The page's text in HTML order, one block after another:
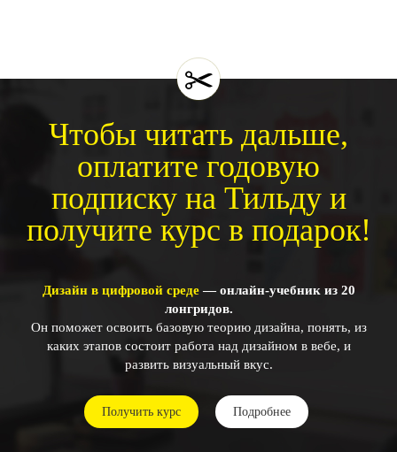
Чтобы читать дальше,
оплатите годовую
подписку на Тильду и
получите курс в подарок!
Дизайн в цифровой среде— онлайн-учебник из 20
лонгридов.
Он поможет освоить базовую теорию дизайна, понять, из
каких этапов состоит работа над дизайном в вебе, и
развить визуальный вкус.
Получить курс Подробнее